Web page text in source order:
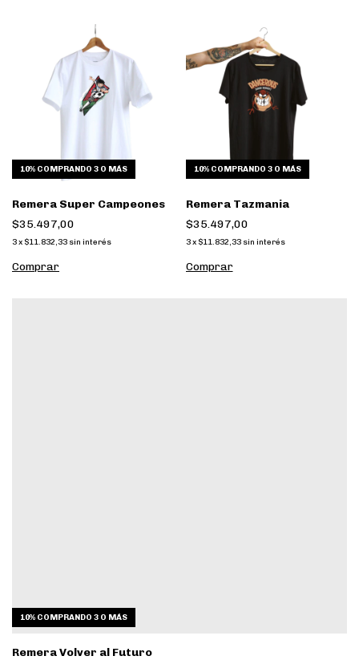
10% COMPRANDO 3 O MÁS
Remera Super Campeones
$35.497,00
3x $11.832,33 sin interés
Comprar
10% COMPRANDO 3 O MÁS
Remera Tazmania
$35.497,00
3 x $11.832,33 sin interés
Comprar
10% COMPRANDO 3 O MÁS
Remera Volver al Futuro